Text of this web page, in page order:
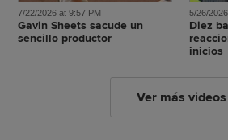
7/22/2026 at 9:57 PM
Gavin Sheets sacude un
sencillo productor
5/26/
Diez
inicios
Ver más videos